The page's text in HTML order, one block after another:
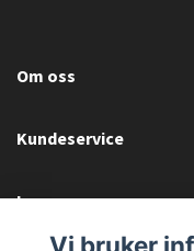
Om oss
Kundeservice
Les mer